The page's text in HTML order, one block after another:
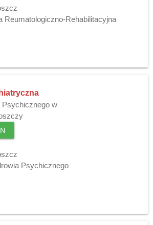
Reumatologiczno-Rehabilitacyjna
Psychicznego w
Psychicznego